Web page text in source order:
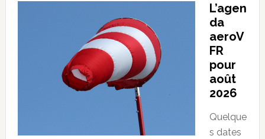
L’agen
da
aeroV
FR
pour
août
2026
Quelque
s dates